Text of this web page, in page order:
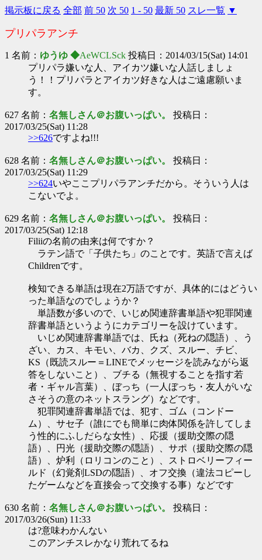
掲示板に戻る 全部 前 50 次 50 1 - 50 最新 50 スレ一覧 ▼
プリパラアンチ
1 名前： ゆうゆ ◆AeWCLSck 投稿日：2014/03/15(Sat) 14:01
プリパラ嫌いな人、アイカツ嫌いな人話しましょ
う！！プリパラとアイカツ好きな人はご遠慮願いま
す。
627 名前： 名無しさん＠お腹いっぱい。 投稿日：
2017/03/25(Sat) 11:28
>>626ですよね!!!
628 名前： 名無しさん＠お腹いっぱい。 投稿日：
2017/03/25(Sat) 11:29
>>624いやここプリパラアンチだから。そういう人は
こないでよ。
629 名前： 名無しさん＠お腹いっぱい。 投稿日：
2017/03/25(Sat) 12:18
Filiiの名前の由来は何ですか？
ラテン語で「子供たち」のことです。英語で言えば
Childrenです。
検知できる単語は現在2万語ですが、具体的にはどうい
った単語なのでしょうか？
単語数が多いので、いじめ関連辞書単語や犯罪関連
辞書単語というようにカテゴリーを設けています。
いじめ関連辞書単語では、氏ね（死ねの隠語）、う
ざい、カス、キモい、バカ、クズ、スルー、チビ、
KS（既読スルー＝LINEでメッセージを読みながら返
答をしないこと）、ブチる（無視することを指す若
者・ギャル言葉）、ぼっち（一人ぼっち・友人がいな
さそうの意のネットスラング）などです。
犯罪関連辞書単語では、犯す、ゴム（コンドー
ム）、サセ子（誰にでも簡単に肉体関係を許してしま
う性的にふしだらな女性）、応援（援助交際の隠
語）、円光（援助交際の隠語）、サポ（援助交際の隠
語）、炉利（ロリコンのこと）、ストロベリーフィー
ルド（幻覚剤LSDの隠語）、オフ交換（違法コピーし
たゲームなどを直接会って交換する事）などです
630 名前： 名無しさん＠お腹いっぱい。 投稿日：
2017/03/26(Sun) 11:33
は?意味わかんない
このアンチスレかなり荒れてるね